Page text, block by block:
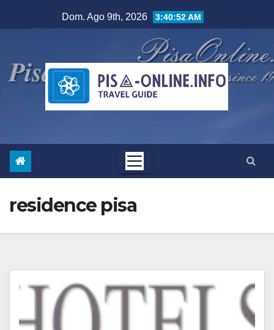
al
Dom. Ago 9th, 2026 3:40:53 AM
residence pisa